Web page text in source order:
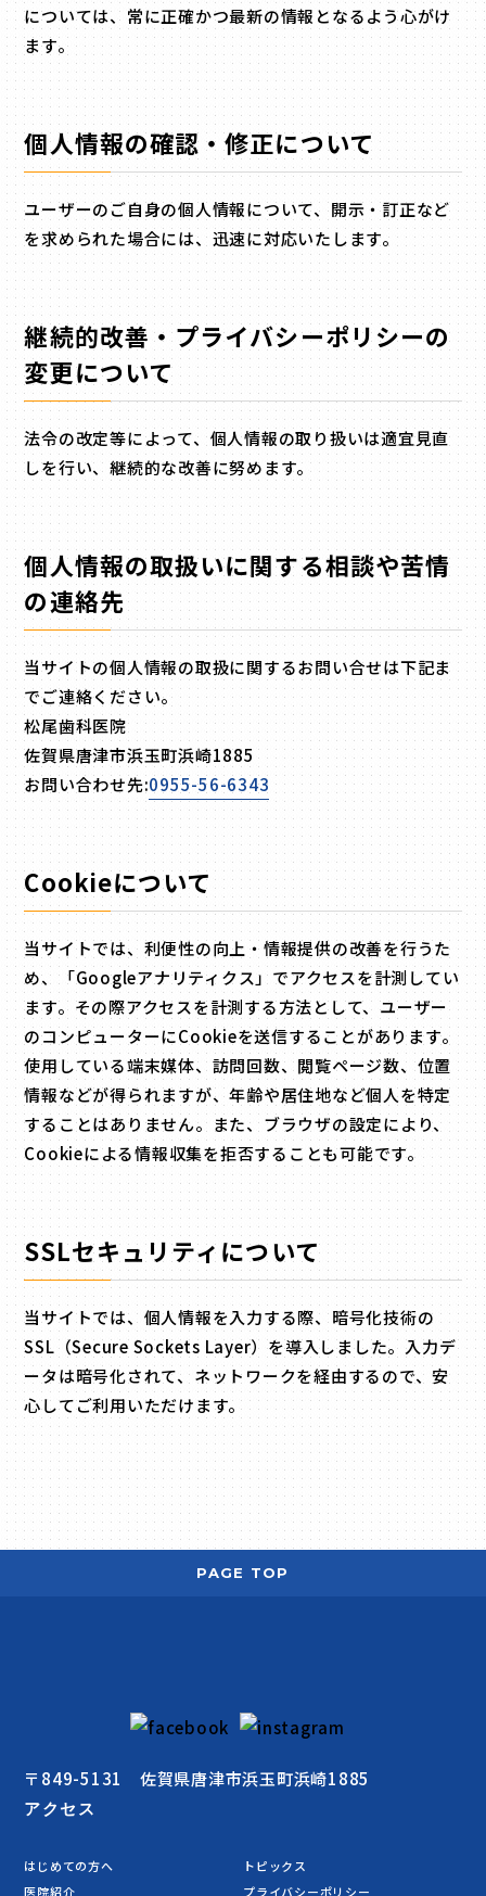
については、常に正確かつ最新の情報となるよう心がけ
ます。
個人情報の確認・修正について
ユーザーのご自身の個人情報について、開示・訂正など
を求められた場合には、迅速に対応いたします。
継続的改善・プライバシーポリシーの
変更について
法令の改定等によって、個人情報の取り扱いは適宜見直
しを行い、継続的な改善に努めます。
個人情報の取扱いに関する相談や苦情
の連絡先
当サイトの個人情報の取扱に関するお問い合せは下記ま
でご連絡ください。
松尾歯科医院
佐賀県唐津市浜玉町浜崎1885
お問い合わせ先:0955-56-6343
Cookieについて
当サイトでは、利便性の向上・情報提供の改善を行うた
め、「Googleアナリティクス」でアクセスを計測してい
ます。その際アクセスを計測する方法として、ユーザー
のコンピューターにCookieを送信することがあります。
使用している端末媒体、訪問回数、閲覧ページ数、位置
情報などが得られますが、年齢や居住地など個人を特定
することはありません。また、ブラウザの設定により、
Cookieによる情報収集を拒否することも可能です。
SSLセキュリティについて
当サイトでは、個人情報を入力する際、暗号化技術の
SSL（Secure Sockets Layer）を導入しました。入力デ
ータは暗号化されて、ネットワークを経由するので、安
心してご利用いただけます。
PAGE TOP
〒849-5131 佐賀県唐津市浜玉町浜崎1885
アクセス
はじめての方へ
医院紹介
トピックス
プライバシーポリシー